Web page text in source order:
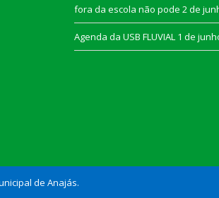
fora da escola não pode 2 de
Agenda da USB FLUVIAL 1 de
de Anajás.